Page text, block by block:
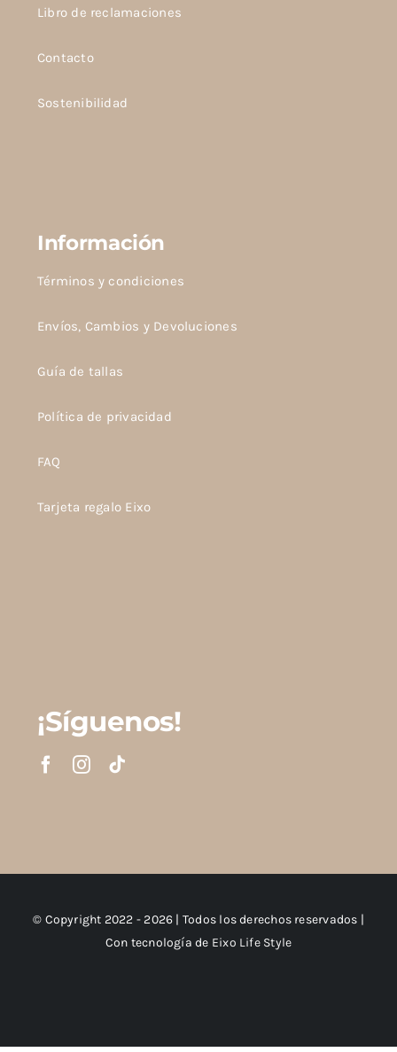
Libro de reclamaciones
Contacto
Sostenibilidad
Información
Términos y condiciones
Envíos, Cambios y Devoluciones
Guía de tallas
Política de privacidad
FAQ
Tarjeta regalo Eixo
¡Síguenos!
© Copyright 2022 - 2026 | Todos los derechos reservados |
Con tecnología de Eixo Life Style